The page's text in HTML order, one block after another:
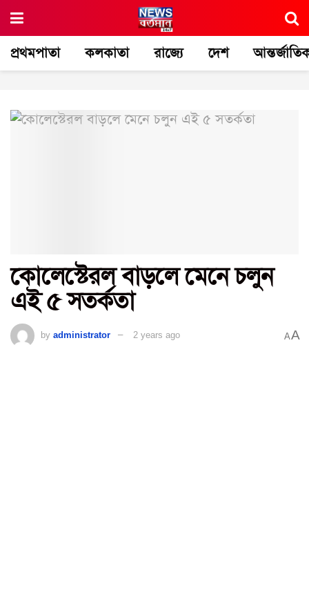
প্রথমপাতা কলকাতা রাজ্যে দেশ
কোলেস্টেরল বাড়লে মেনে চলুন
এই ৫ সতর্কতা
by administrator 2 years ago AA